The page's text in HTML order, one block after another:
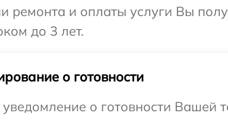
ремонта и оплаты услуги Вы
до 3 лет.
о готовности
о готовности Вашей